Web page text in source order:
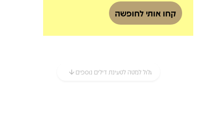
קחו אותי לחופשה
גלול למטה לטעינת דילים נוספים